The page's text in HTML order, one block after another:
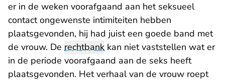
er in de weken voorafgaand aan het seksueel
contact ongewenste intimiteiten hebben
plaatsgevonden, hij had juist een goede band met
de vrouw. De rechtbank kan niet vaststellen wat er
in de periode voorafgaand aan de seks heeft
plaatsgevonden. Het verhaal van de vrouw roept